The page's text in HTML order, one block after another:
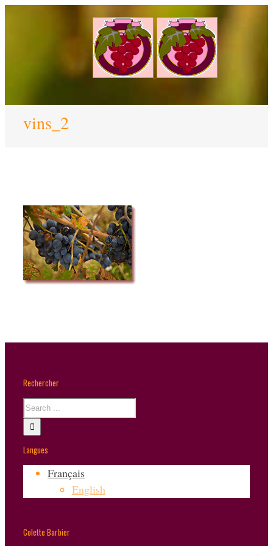
vins_2
Rechercher
Langues
Français
English
Colette Barbier